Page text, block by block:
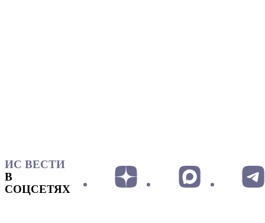
ИС ВЕСТИ
В
СОЦСЕТЯХ